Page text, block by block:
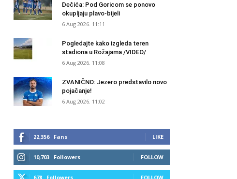
Dečića: Pod Goricom se ponovo
okupljaju plavo-bijeli
6 Aug 2026. 11:11
Pogledajte kako izgleda teren
stadiona u Rožajama /VIDEO/
6 Aug 2026. 11:08
ZVANIČNO: Jezero predstavilo novo
pojačanje!
6 Aug 2026. 11:02
22,356 Fans LIKE
10,703 Followers FOLLOW
678 Followers FOLLOW